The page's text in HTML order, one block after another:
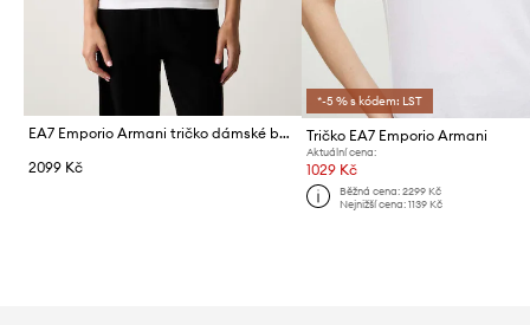
EA7 Emporio Armani tričko dámské bavlněné s elastanem
2099 Kč
*-5 % s kódem: LST
Tričko EA7 Emporio Armani
Aktuální cena:
1029 Kč
Běžná cena: 2299 Kč
Nejnižší cena: 1139 Kč